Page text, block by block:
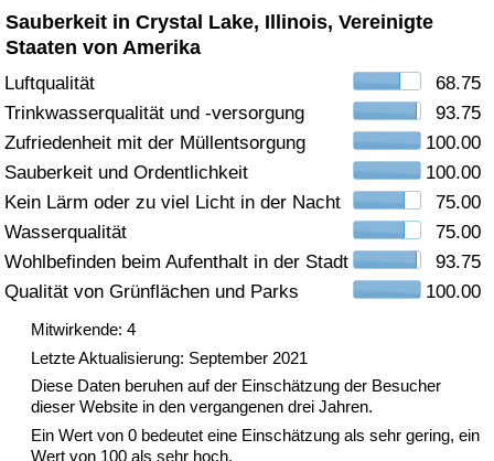
Sauberkeit in Crystal Lake, Illinois, Vereinigte
Staaten von Amerika
Luftqualität
68.75
Trinkwasserqualität und -versorgung
93.75
Zufriedenheit mit der Müllentsorgung
100.00
Sauberkeit und Ordentlichkeit
100.00
Kein Lärm oder zu viel Licht in der Nacht
75.00
Wasserqualität
75.00
Wohlbefinden beim Aufenthalt in der Stadt
93.75
Qualität von Grünflächen und Parks
100.00
Mitwirkende: 4
Letzte Aktualisierung: September 2021
Diese Daten beruhen auf der Einschätzung der Besucher
dieser Website in den vergangenen drei Jahren.
Ein Wert von 0 bedeutet eine Einschätzung als sehr gering, ein
Wert von 100 als sehr hoch.
Gesundheitsversorgungs-Index
Gesundheitsversorgungs-Index nach Land
Umweltverschmutzung
Umweltverschmutzungs-Index (aktuell)
Umweltverschmutzungs-Index nach Land
Verkehr